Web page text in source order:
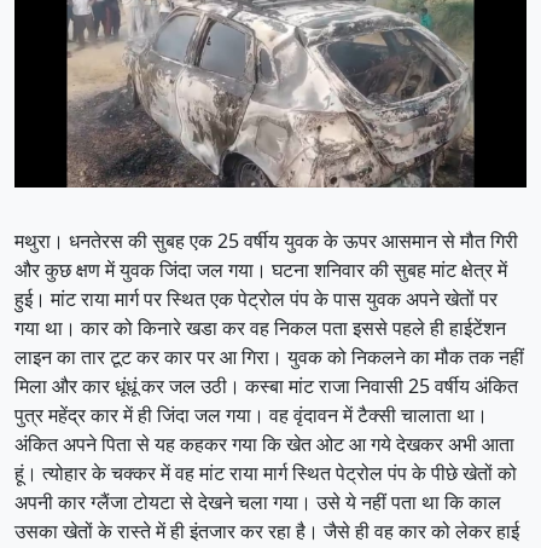
मथुरा। धनतेरस की सुबह एक 25 वर्षीय युवक के ऊपर आसमान से मौत गिरी
और कुछ क्षण में युवक जिंदा जल गया। घटना शनिवार की सुबह मांट क्षेत्र में
हुई। मांट राया मार्ग पर स्थित एक पेट्रोल पंप के पास युवक अपने खेतों पर
गया था। कार को किनारे खडा कर वह निकल पता इससे पहले ही हाईटेंशन
लाइन का तार टूट कर कार पर आ गिरा। युवक को निकलने का मौक तक नहीं
मिला और कार धूंधूं कर जल उठी। कस्बा मांट राजा निवासी 25 वर्षीय अंकित
पुत्र महेंद्र कार में ही जिंदा जल गया। वह वृंदावन में टैक्सी चालाता था।
अंकित अपने पिता से यह कहकर गया कि खेत ओट आ गये देखकर अभी आता
हूं। त्योहार के चक्कर में वह मांट राया मार्ग स्थित पेट्रोल पंप के पीछे खेतों को
अपनी कार ग्लैंजा टोयटा से देखने चला गया। उसे ये नहीं पता था कि काल
उसका खेतों के रास्ते में ही इंतजार कर रहा है। जैसे ही वह कार को लेकर हाई